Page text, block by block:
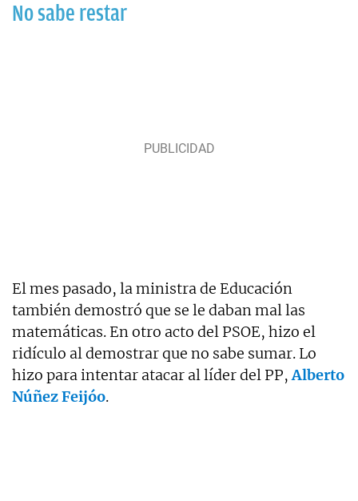
No sabe restar
El mes pasado, la ministra de Educación
también demostró que se le daban mal las
matemáticas. En otro acto del PSOE, hizo el
ridículo al demostrar que no sabe sumar. Lo
hizo para intentar atacar al líder del PP,Alberto
Núñez Feijóo.